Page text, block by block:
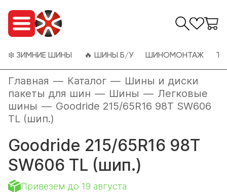
❄️ ЗИМНИЕ ШИНЫ 🔥 ШИНЫ Б/У ШИНОМОНТАЖ
Главная — Каталог — Шины и диски
пакеты для шин — Шины — Легковые
шины — Goodride 215/65R16 98T SW606
TL (шип.)
Goodride 215/65R16 98T
SW606 TL (шип.)
Привезем до 19 августа